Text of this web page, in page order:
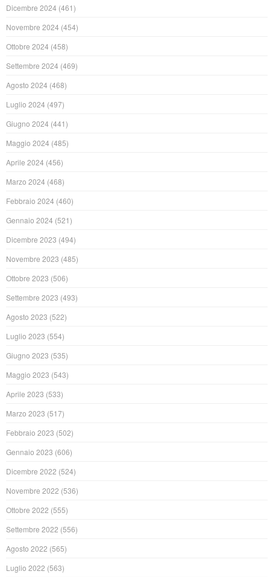
Dicembre 2024 (461)
Novembre 2024 (454)
Ottobre 2024 (458)
Settembre 2024 (469)
Agosto 2024 (468)
Luglio 2024 (497)
Giugno 2024 (441)
Maggio 2024 (485)
Aprile 2024 (456)
Marzo 2024 (468)
Febbraio 2024 (460)
Gennaio 2024 (521)
Dicembre 2023 (494)
Novembre 2023 (485)
Ottobre 2023 (506)
Settembre 2023 (493)
Agosto 2023 (522)
Luglio 2023 (554)
Giugno 2023 (535)
Maggio 2023 (543)
Aprile 2023 (533)
Marzo 2023 (517)
Febbraio 2023 (502)
Gennaio 2023 (606)
Dicembre 2022 (524)
Novembre 2022 (536)
Ottobre 2022 (555)
Settembre 2022 (556)
Agosto 2022 (565)
Luglio 2022 (563)